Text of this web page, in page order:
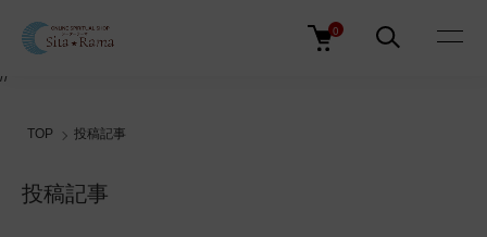
//
0
TOP 投稿記事
投稿記事